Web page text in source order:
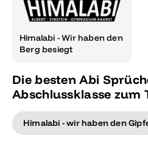
Himalabi - Wir haben den
Berg besiegt
Die besten Abi
Abschlussklasse zum
Himalabi - wir haben den